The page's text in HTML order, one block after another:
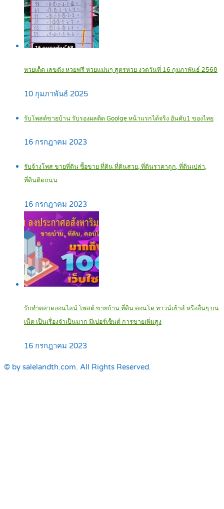
หวยเด็ด เลขดัง หวยฟรี หวยแม่นๆ สูตรหวย งวดวันที่ 16 กุมภาพันธ์ 2568
10 กุมภาพันธ์ 2025
รับโพสต์ขายบ้าน รับรองผลติด Goolge หน้าแรกได้จริง อันดับ1 ของไทย
16 กรกฎาคม 2023
รับจ้างโพส ขายที่ดิน ซื้อขาย ที่ดิน ที่ดินสวย, ที่ดินราคาถูก, ที่ดินเปล่า,
ที่ดินติดถนน
16 กรกฎาคม 2023
รับทำตลาดออนไลน์ โพสต์ ขายบ้าน ที่ดิน คอนโด ทาวน์เฮ้าส์ หรืออื่นๆ บน
เน็ต เป็นเรื่องจำเป็นมาก มีเปอร์เซ็นต์ การขายเพิ่มสูง
16 กรกฎาคม 2023
© by salelandth.com. All Rights Reserved.